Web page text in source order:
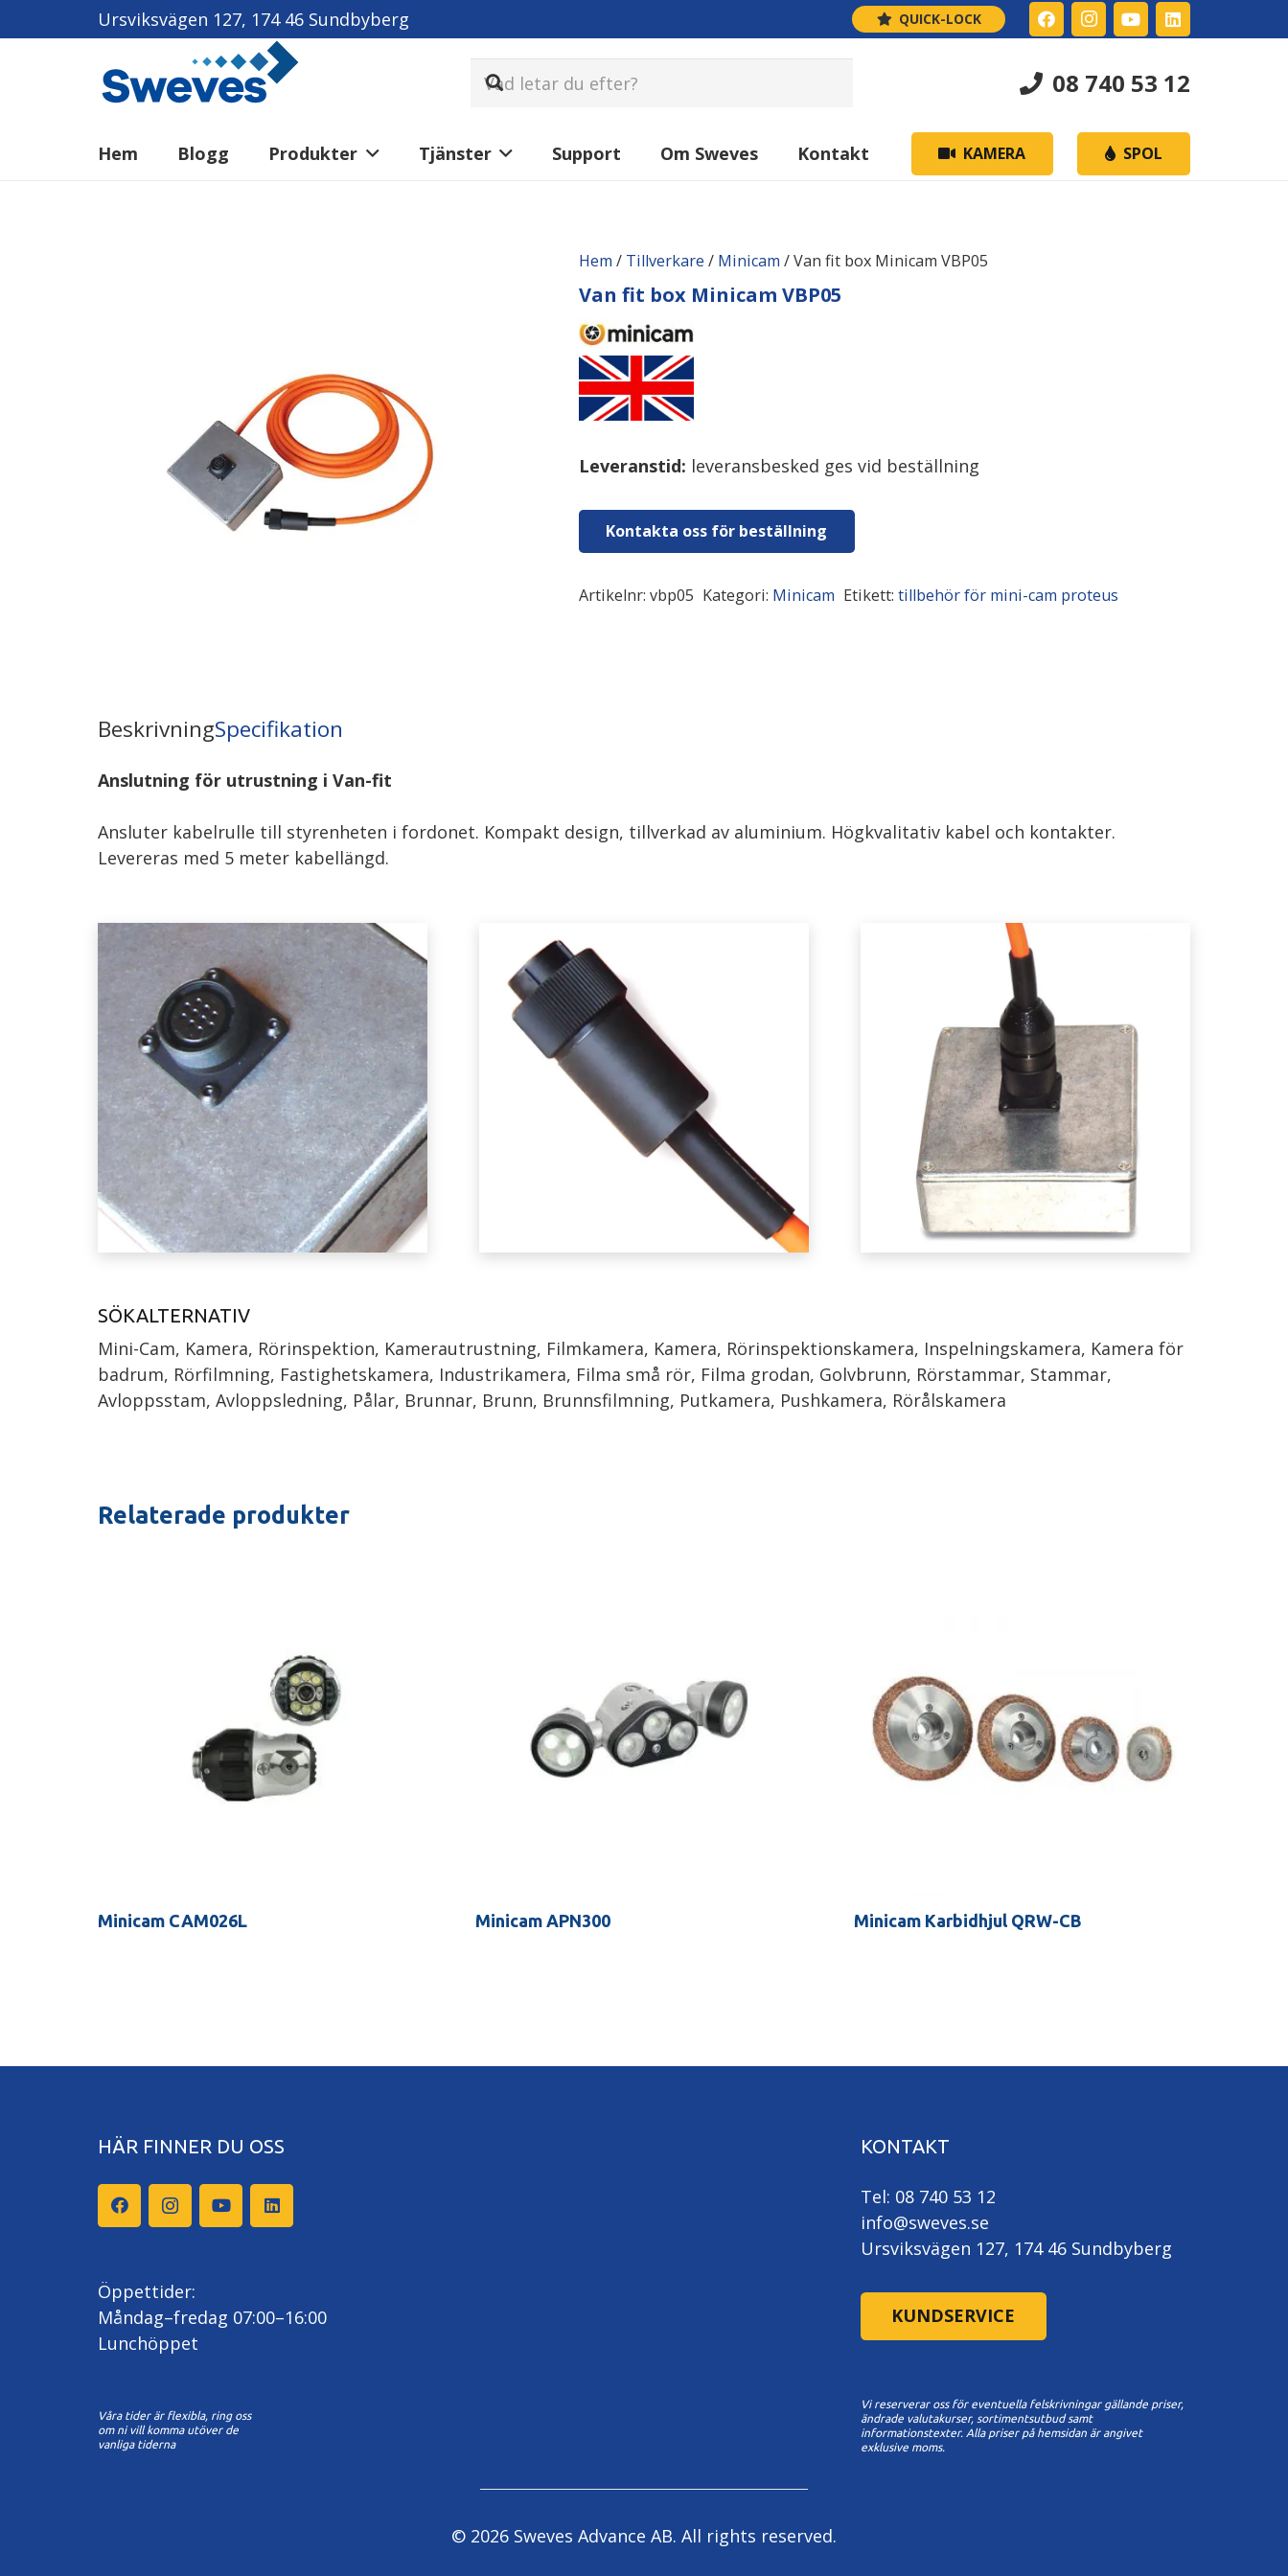
Ursviksvägen 127, 174 46 Sundbyberg QUICK-LOCK
08 740 53 12
Hem Blogg Produkter Tjänster Support Om Sweves Kontakt KAMERA SPOL
Hem / Tillverkare / Minicam / Van fit box Minicam VBP05
Van fit box Minicam VBP05
Leveranstid: leveransbesked ges vid beställning
Kontakta oss för beställning
Artikelnr: vbp05 Kategori: Minicam Etikett:tillbehör för mini-cam proteus
BeskrivningSpecifikation
Anslutning för utrustning i Van-fit
Ansluter kabelrulle till styrenheten i fordonet. Kompakt design, tillverkad av aluminium. Högkvalitativ kabel och kontakter.
Levereras med 5 meter kabellängd.
SÖKALTERNATIV
Mini-Cam, Kamera, Rörinspektion, Kamerautrustning, Filmkamera, Kamera, Rörinspektionskamera, Inspelningskamera, Kamera för
badrum, Rörfilmning, Fastighetskamera, Industrikamera, Filma små rör, Filma grodan, Golvbrunn, Rörstammar, Stammar,
Avloppsstam, Avloppsledning, Pålar, Brunnar, Brunn, Brunnsfilmning, Putkamera, Pushkamera, Rörålskamera
Relaterade produkter
Minicam CAM026L Minicam APN300 Minicam Karbidhjul QRW-CB
HÄR FINNER DU OSS
Öppettider:
Måndag–fredag 07:00–16:00
Lunchöppet
Våra tider är flexibla, ring oss
om ni vill komma utöver de
vanliga tiderna
KONTAKT
Tel: 08 740 53 12
info@sweves.se
Ursviksvägen 127, 174 46 Sundbyberg
KUNDSERVICE
Vi reserverar oss för eventuella felskrivningar gällande priser,
ändrade valutakurser, sortimentsutbud samt
informationstexter. Alla priser på hemsidan är angivet
exklusive moms.
© 2026 Sweves Advance AB. All rights reserved.